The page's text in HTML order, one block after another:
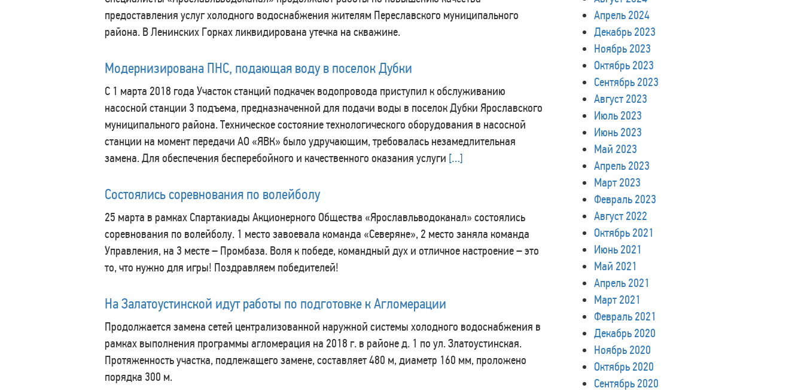
предоставления услуг холодного водоснабжения жителям Переславского муниципального
района. В Ленинских Горках ликвидирована утечка на скважине.
Модернизирована ПНС, подающая воду в поселок Дубки
С 1 марта 2018 года Участок станций подкачек водопровода приступил к обслуживанию
насосной станции 3 подъема, предназначенной для подачи воды в поселок Дубки Ярославского
муниципального района. Техническое состояние технологического оборудования в насосной
станции на момент передачи АО «ЯВК» было удручающим, требовалась незамедлительная
замена. Для обеспечения бесперебойного и качественного оказания услуги […]
Состоялись соревнования по волейболу
25 марта в рамках Спартакиады Акционерного Общества «Ярославльводоканал» состоялись
соревнования по волейболу. 1 место завоевала команда «Северяне», 2 место заняла команда
Управления, на 3 месте – Промбаза. Воля к победе, командный дух и отличное настроение – это
то, что нужно для игры! Поздравляем победителей!
На Залатоустинской идут работы по подготовке к Агломерации
Продолжается замена сетей централизованной наружной системы холодного водоснабжения в
рамках выполнения программы агломерация на 2018 г. в районе д. 1 по ул. Златоустинская.
Протяженность участка, подлежащего замене, составляет 480 м, диаметр 160 мм, проложено
порядка 300 м.
Апрель 2024
Декабрь 2023
Ноябрь 2023
Октябрь 2023
Сентябрь 2023
Август 2023
Июль 2023
Июнь 2023
Май 2023
Апрель 2023
Март 2023
Февраль 2023
Август 2022
Октябрь 2021
Июнь 2021
Май 2021
Апрель 2021
Март 2021
Февраль 2021
Декабрь 2020
Ноябрь 2020
Октябрь 2020
Сентябрь 2020